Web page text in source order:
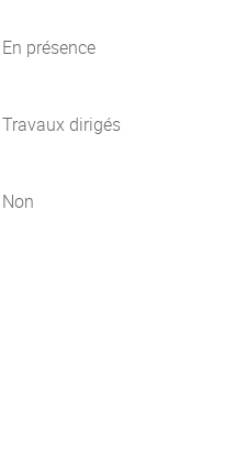
En présence
Travaux dirigés
Non